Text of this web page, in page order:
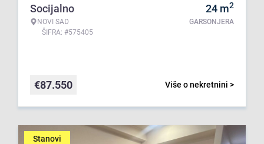
Socijalno
NOVI SAD
ŠIFRA: #575405
24 m2
GARSONJERA
Više o nekretnini >
€87.550
Stanovi